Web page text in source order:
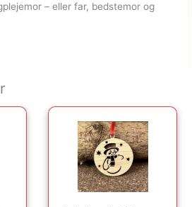
– eller far, bedstemor og